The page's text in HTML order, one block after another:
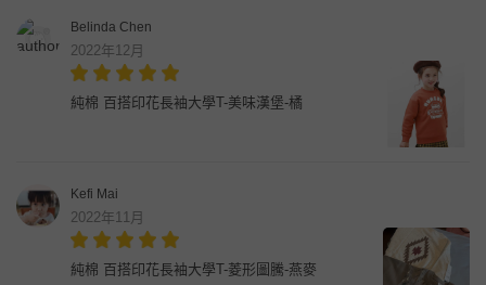
Belinda Chen
2022年12月
純棉 百搭印花長袖大學T-美味漢堡-橘
Kefi Mai
2022年11月
純棉 百搭印花長袖大學T-菱形圖騰-燕麥